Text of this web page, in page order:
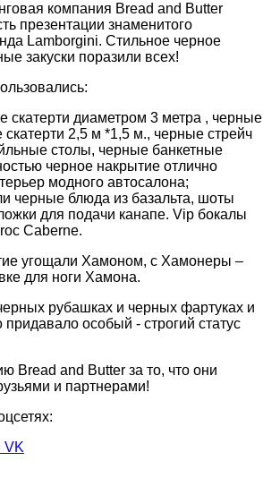
компания Bread and Butter
презентации знаменитого
Lamborgini. Стильное черное
закуски поразили всех!
скатерти диаметром 3 метра , черные
2,5 м *1,5 м., черные стрейч
столы, черные банкетные
черное накрытие отлично
модного автосалона;
черные блюда из базальта, шоты
для подачи канапе. Vip бокалы
Caberne.
угощали Хамоном, с Хамонеры –
для ноги Хамона.
рубашках и черных фартуках и
придавало особый - строгий статус
Bread and Butter за то, что они
и партнерами!
VK